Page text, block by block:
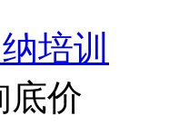
培训
底价